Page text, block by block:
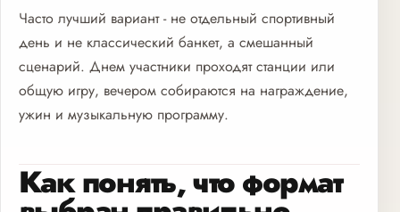
Часто лучший вариант - не отдельный спортивный
день и не классический банкет, а смешанный
сценарий. Днем участники проходят станции или
общую игру, вечером собираются на награждение,
ужин и музыкальную программу.
Как понять, что формат